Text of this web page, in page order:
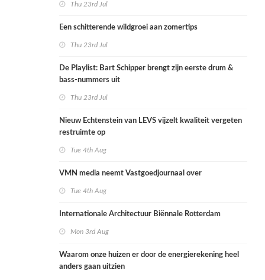
Thu 23rd Jul
Een schitterende wildgroei aan zomertips
Thu 23rd Jul
De Playlist: Bart Schipper brengt zijn eerste drum &
bass-nummers uit
Thu 23rd Jul
Nieuw Echtenstein van LEVS vijzelt kwaliteit vergeten
restruimte op
Tue 4th Aug
VMN media neemt Vastgoedjournaal over
Tue 4th Aug
Internationale Architectuur Biënnale Rotterdam
Mon 3rd Aug
Waarom onze huizen er door de energierekening heel
anders gaan uitzien